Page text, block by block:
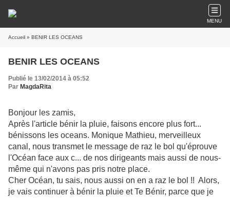
MENU
Accueil » BENIR LES OCEANS
BENIR LES OCEANS
Publié le 13/02/2014 à 05:52
Par MagdaRita
Bonjour les zamis,
Après l'article bénir la pluie, faisons encore plus fort...
bénissons les oceans. Monique Mathieu, merveilleux
canal, nous transmet le message de raz le bol qu'éprouve
l'Océan face aux c... de nos dirigeants mais aussi de nous-
même qui n'avons pas pris notre place.
Cher Océan, tu sais, nous aussi on en a raz le bol !! Alors,
je vais continuer à bénir la pluie et Te Bénir, parce que je